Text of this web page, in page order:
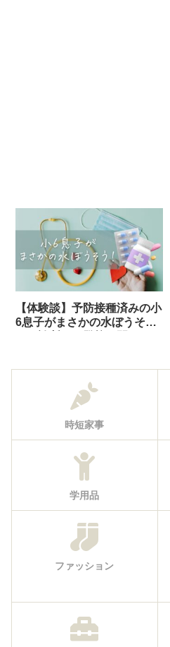
【体験談】予防接種済みの小
6息子がまさかの水ぼうそ
時短家事
学用品
ファッション